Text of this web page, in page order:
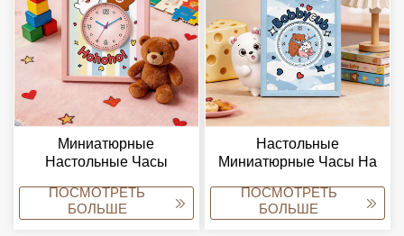
Миниатюрные
Настольные Часы
Циферблат С
Индивидуальным
ПОСМОТРЕТЬ
БОЛЬШЕ
Настольные
Миниатюрные Часы На
Размер,
Персонализированный
ПОСМОТРЕТЬ
БОЛЬШЕ